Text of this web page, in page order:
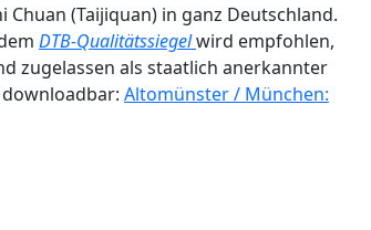
(Taijiquan) in ganz Deutschland.
DTB-Qualitätssiegelwird empfohlen,
zugelassen als staatlich anerkannter
Altomünster / München: